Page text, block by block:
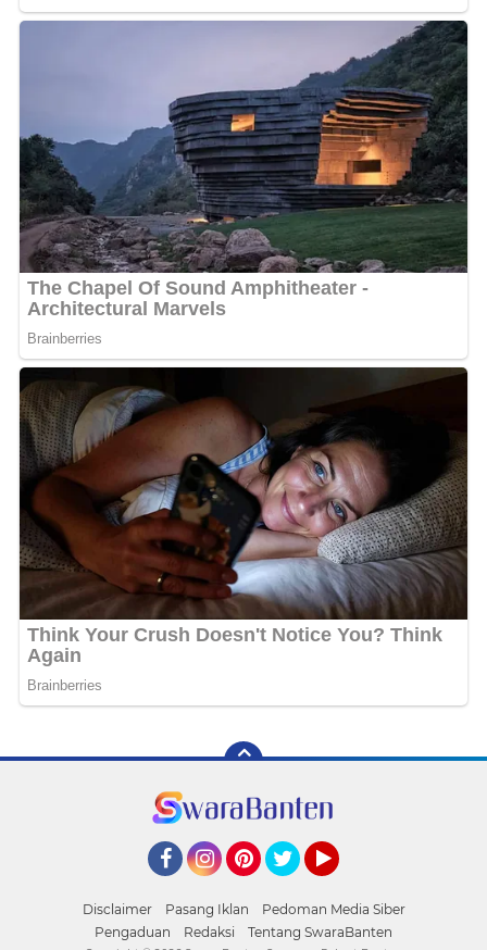
Disclaimer Pasang Iklan
Pedoman Media Siber
Pengaduan
Redaksi Tentang SwaraBanten